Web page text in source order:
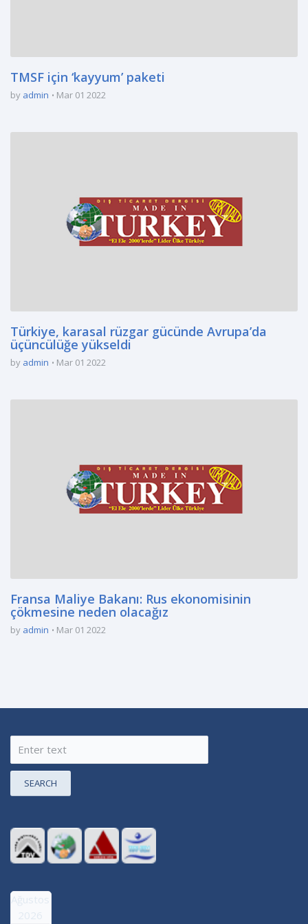
TMSF için ‘kayyum’ paketi
by admin Mar 01 2022
Türkiye, karasal rüzgar gücünde Avrupa’da
üçüncülüğe yükseldi
by admin Mar 01 2022
Fransa Maliye Bakanı: Rus ekonomisinin
çökmesine neden olacağız
by admin Mar 01 2022
SEARCH
Ağustos
2026